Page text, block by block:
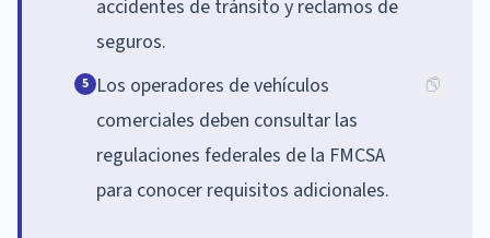
accidentes de tránsito y reclamos de
seguros.
5 Los operadores de vehículos
comerciales deben consultar las
regulaciones federales de la FMCSA
para conocer requisitos adicionales.